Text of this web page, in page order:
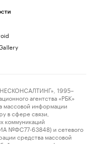
1995–
агентства «РБК»
массовой информации
в сфере связи,
коммуникаций
№ФС77-63848) и сетевого
средства массовой